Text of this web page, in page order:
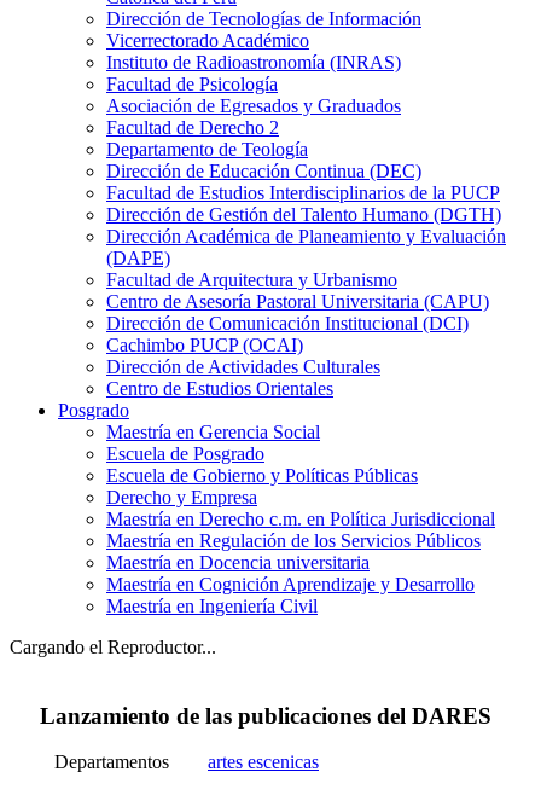
Dirección de Tecnologías de Información
Vicerrectorado Académico
Instituto de Radioastronomía (INRAS)
Facultad de Psicología
Asociación de Egresados y Graduados
Facultad de Derecho 2
Departamento de Teología
Dirección de Educación Continua (DEC)
Facultad de Estudios Interdisciplinarios de la PUCP
Dirección de Gestión del Talento Humano (DGTH)
Dirección Académica de Planeamiento y Evaluación
(DAPE)
Facultad de Arquitectura y Urbanismo
Centro de Asesoría Pastoral Universitaria (CAPU)
Dirección de Comunicación Institucional (DCI)
Cachimbo PUCP (OCAI)
Dirección de Actividades Culturales
Centro de Estudios Orientales
Posgrado
Maestría en Gerencia Social
Escuela de Posgrado
Escuela de Gobierno y Políticas Públicas
Derecho y Empresa
Maestría en Derecho c.m. en Política Jurisdiccional
Maestría en Regulación de los Servicios Públicos
Maestría en Docencia universitaria
Maestría en Cognición Aprendizaje y Desarrollo
Maestría en Ingeniería Civil
Cargando el Reproductor...
Lanzamiento de las publicaciones del DARES
Departamentos artes escenicas